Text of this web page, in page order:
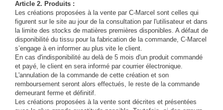
Article 2. Produits :
Les créations proposées à la vente par C-Marcel sont celles qui
figurent sur le site au jour de la consultation par l'utilisateur et dans
la limite des stocks de matières premières disponibles. A défaut de
disponibilité du tissu pour la fabrication de la commande, C-Marcel
s’engage à en informer au plus vite le client.
En cas d'indisponibilité au delà de 5 mois d'un produit commandé
et payé, le client en sera informé par courrier électronique.
L'annulation de la commande de cette création et son
remboursement seront alors effectués, le reste de la commande
demeurant ferme et définitif.
Les créations proposées à la vente sont décrites et présentées